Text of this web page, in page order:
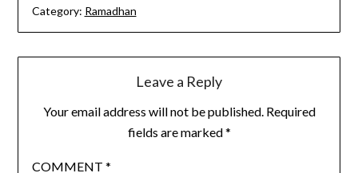
Category: Ramadhan
Leave a Reply
Your email address will not be published. Required
fields are marked*
COMMENT *